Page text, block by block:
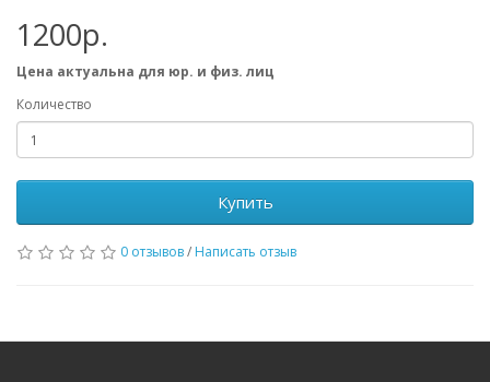
1200р.
Цена актуальна для юр. и физ. лиц
Количество
Купить
0 отзывов/ Написать отзыв